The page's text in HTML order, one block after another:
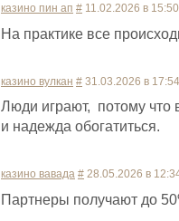
казино пин ап # 11.02.2026 в 15:50
На практике все
казино вулкан # 31.03.2026 в 17:54
Люди играют, потому что
и надежда обогатиться.
казино вавада # 28.05.2026 в
Партнеры получают до